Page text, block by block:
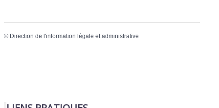
© Direction de l'information légale et administrative